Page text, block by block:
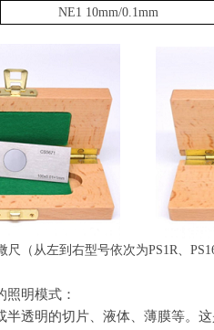
NE1 10mm/0.1mm
（从左到右型号依次为PS1R、
明模式：
透明的切片、液体、薄膜等。这